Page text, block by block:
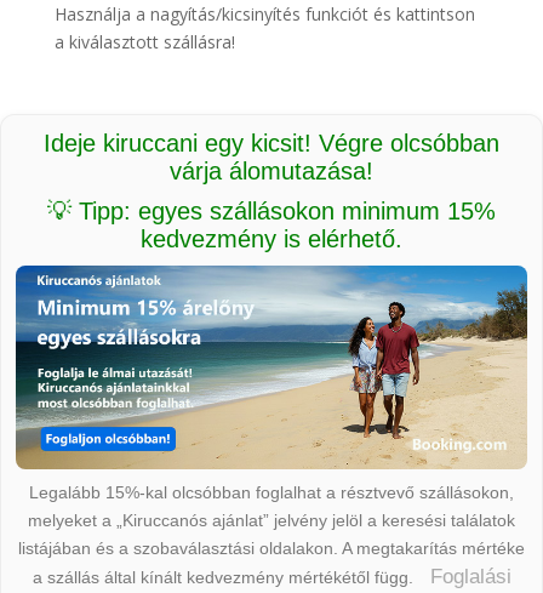
Használja a nagyítás/kicsinyítés funkciót és kattintson
a kiválasztott szállásra!
Ideje kiruccani egy kicsit! Végre olcsóbban
várja álomutazása!
💡 Tipp: egyes szállásokon minimum 15%
kedvezmény is elérhető.
Legalább 15%-kal olcsóbban foglalhat a résztvevő szállásokon,
melyeket a „Kiruccanós ajánlat” jelvény jelöl a keresési találatok
listájában és a szobaválasztási oldalakon. A megtakarítás mértéke
a szállás által kínált kedvezmény mértékétől függ.
Foglalási